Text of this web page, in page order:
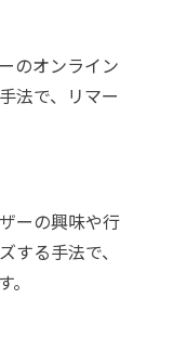
のオンライン
法で、リマー
ーの興味や行
する手法で、